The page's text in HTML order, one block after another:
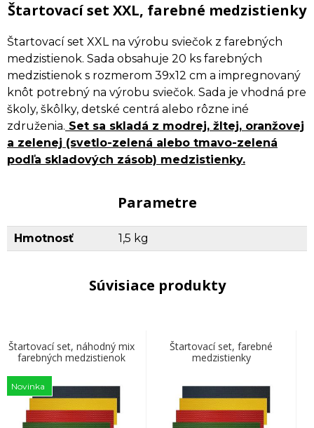
Štartovací set XXL, farebné medzistienky
Štartovací set XXL na výrobu sviečok z farebných
medzistienok. Sada obsahuje 20 ks farebných
medzistienok s rozmerom 39x12 cm a impregnovaný
knôt potrebný na výrobu sviečok. Sada je vhodná pre
školy, škôlky, detské centrá alebo rôzne iné
združenia. Set sa skladá z modrej, žltej, oranžovej
a zelenej (svetlo-zelená alebo tmavo-zelená
podľa skladových zásob) medzistienky.
Parametre
Hmotnosť 1,5 kg
Súvisiace produkty
Štartovací set, náhodný mix
farebných medzistienok
Novinka
Štartovací set, farebné
medzistienky